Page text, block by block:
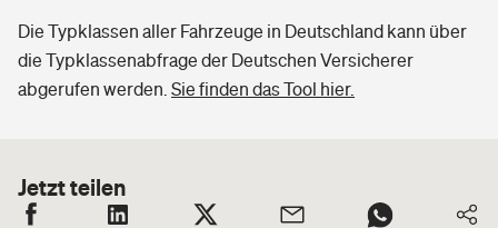
Die Typklassen aller Fahrzeuge in Deutschland kann über
die Typklassenabfrage der Deutschen Versicherer
abgerufen werden. Sie finden das Tool hier.
Jetzt teilen